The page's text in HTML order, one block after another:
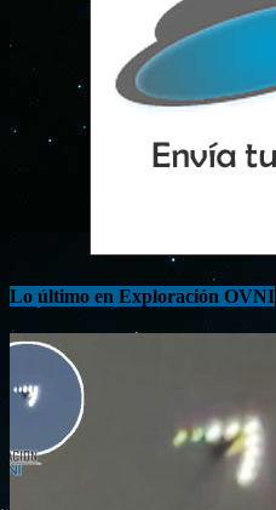
Lo último en Exploración OVNI